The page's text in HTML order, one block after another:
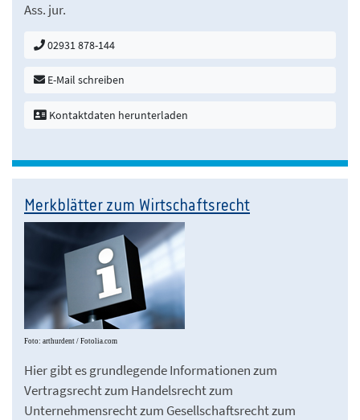
Ass. jur.
02931 878-144
E-Mail schreiben
Kontaktdaten herunterladen
Merkblätter zum Wirtschaftsrecht
Foto: arthurdent / Fotolia.com
Hier gibt es grundlegende Informationen zum
Vertragsrecht zum Handelsrecht zum
Unternehmensrecht zum Gesellschaftsrecht zum